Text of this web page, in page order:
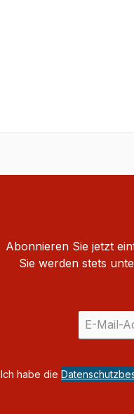
Abonnieren Sie jetzt
Sie werden stets
Ich habe die